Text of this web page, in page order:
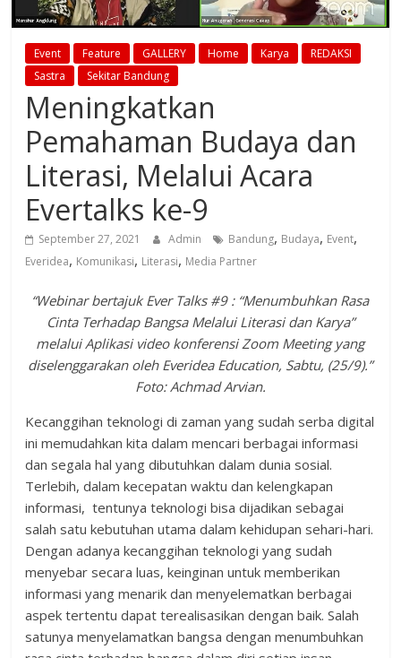
Event Feature GALLERY Home Karya
REDAKSI
Sastra
Sekitar Bandung
Meningkatkan
Pemahaman Budaya dan
Literasi, Melalui Acara
Evertalks ke-9
September 27, 2021 Admin Bandung, Budaya, Event,
Everidea, Komunikasi, Literasi, Media Partner
“Webinar bertajuk Ever Talks #9 : “Menumbuhkan Rasa
Cinta Terhadap Bangsa Melalui Literasi dan Karya”
melalui Aplikasi video konferensi Zoom Meeting yang
diselenggarakan oleh Everidea Education, Sabtu, (25/9).”
Foto: Achmad Arvian.
Kecanggihan teknologi di zaman yang sudah serba digital
ini memudahkan kita dalam mencari berbagai informasi
dan segala hal yang dibutuhkan dalam dunia sosial.
Terlebih, dalam kecepatan waktu dan kelengkapan
informasi, tentunya teknologi bisa dijadikan sebagai
salah satu kebutuhan utama dalam kehidupan sehari-hari.
Dengan adanya kecanggihan teknologi yang sudah
menyebar secara luas, keinginan untuk memberikan
informasi yang menarik dan menyelematkan berbagai
aspek tertentu dapat terealisasikan dengan baik. Salah
satunya menyelamatkan bangsa dengan menumbuhkan